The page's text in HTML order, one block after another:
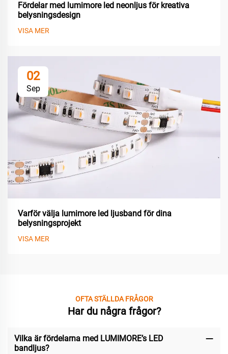
Fördelar med lumimore led neonljus för kreativa
belysningsdesign
VISA MER
02
Sep
Varför välja lumimore led ljusband för dina
belysningsprojekt
VISA MER
OFTA STÄLLDA FRÅGOR
Har du några frågor?
Vilka är fördelarna med LUMIMORE’s LED
bandljus?